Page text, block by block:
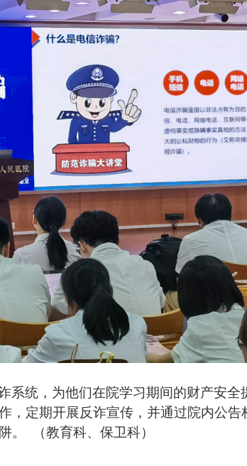
系统，为他们在院学习期间的财产安全
， 定期开展反诈宣传，并通过院内公告
。
（教育科、保卫科）